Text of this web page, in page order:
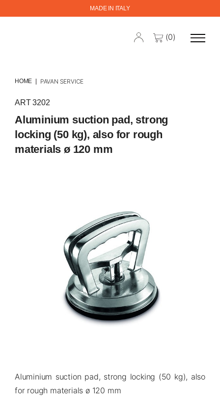
MADE IN ITALY
(0)
HOME PAVAN SERVICE
ART 3202
Aluminium suction pad, strong
locking (50 kg), also for rough
materials ø 120 mm
Aluminium suction pad, strong locking (50 kg), also
for rough materials ø 120 mm